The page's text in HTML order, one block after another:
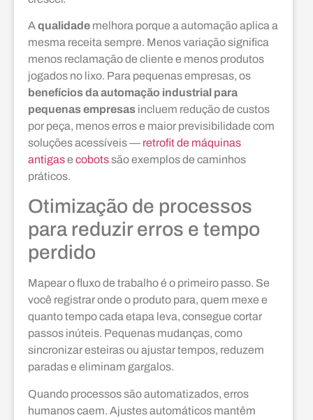
Aqualidade melhora porque a automação aplica a
mesma receita sempre. Menos variação significa
menos reclamação de cliente e menos produtos
jogados no lixo. Para pequenas empresas, os
benefícios da automação industrial para
pequenas empresas incluem redução de custos
por peça, menos erros e maior previsibilidade com
soluções acessíveis — retrofit de máquinas
antigase cobotssão exemplos de caminhos
práticos.
Otimização de processos
para reduzir erros e tempo
perdido
Mapear o fluxo de trabalho é o primeiro passo. Se
você registrar onde o produto para, quem mexe e
quanto tempo cada etapa leva, consegue cortar
passos inúteis. Pequenas mudanças, como
sincronizar esteiras ou ajustar tempos, reduzem
paradas e eliminam gargalos.
Quando processos são automatizados, erros
humanos caem. Ajustes automáticos mantêm